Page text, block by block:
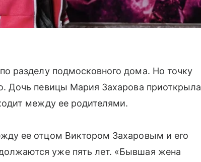
разделу подмосковного дома. Но точку
Дочь певицы Мария Захарова приоткрыла
между ее родителями.
ее отцом Виктором Захаровым и его
уже пять лет. «Бывшая жена